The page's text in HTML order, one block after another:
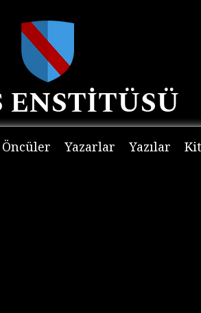
ENSTİTÜSÜ
Öncüler Yazarlar Yazılar